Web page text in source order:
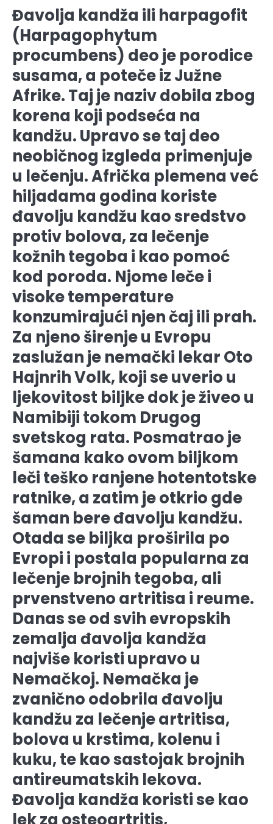
Đavolja kandža ili harpagofit
(Harpagophytum
procumbens) deo je porodice
susama, a poteče iz Južne
Afrike. Taj je naziv dobila zbog
korena koji podseća na
kandžu. Upravo se taj deo
neobičnog izgleda primenjuje
u lečenju. Afrička plemena već
hiljadama godina koriste
đavolju kandžu kao sredstvo
protiv bolova, za lečenje
kožnih tegoba i kao pomoć
kod poroda. Njome leče i
visoke temperature
konzumirajući njen čaj ili prah.
Za njeno širenje u Evropu
zaslužan je nemački lekar Oto
Hajnrih Volk, koji se uverio u
ljekovitost biljke dok je živeo u
Namibiji tokom Drugog
svetskog rata. Posmatrao je
šamana kako ovom biljkom
leči teško ranjene hotentotske
ratnike, a zatim je otkrio gde
šaman bere đavolju kandžu.
Otada se biljka proširila po
Evropi i postala popularna za
lečenje brojnih tegoba, ali
prvenstveno artritisa i reume.
Danas se od svih evropskih
zemalja đavolja kandža
najviše koristi upravo u
Nemačkoj. Nemačka je
zvanično odobrila đavolju
kandžu za lečenje artritisa,
bolova u krstima, kolenu i
kuku, te kao sastojak brojnih
antireumatskih lekova.
Đavolja kandža koristi se kao